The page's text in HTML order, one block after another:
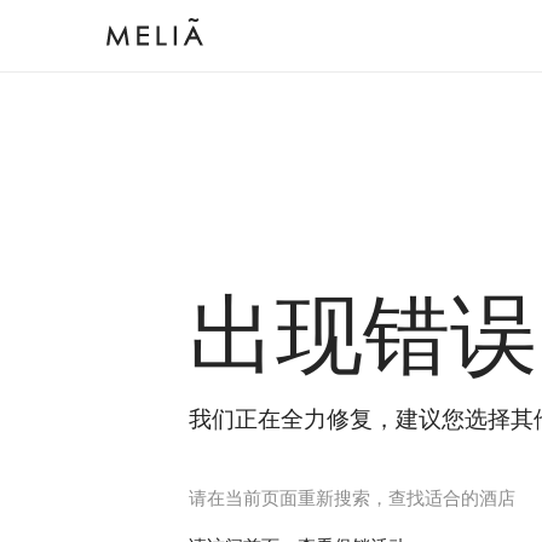
出现错误
我们正在全力修复，建议您选择其
请在当前页面重新搜索，查找适合的酒店